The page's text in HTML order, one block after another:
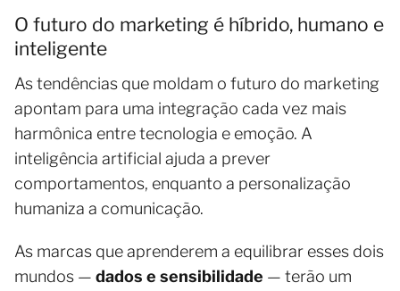
O futuro do marketing é híbrido, humano e
inteligente
As tendências que moldam o futuro do marketing
apontam para uma integração cada vez mais
harmônica entre tecnologia e emoção. A
inteligência artificial ajuda a prever
comportamentos, enquanto a personalização
humaniza a comunicação.
As marcas que aprenderem a equilibrar esses dois
mundos — dados e sensibilidade — terão um